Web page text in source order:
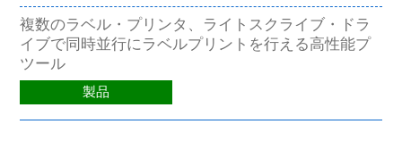
複数のラベル・プリンタ、ライトスクライブ・ドラ
イブで同時並行にラベルプリントを行える高性能プ
ツール
製品